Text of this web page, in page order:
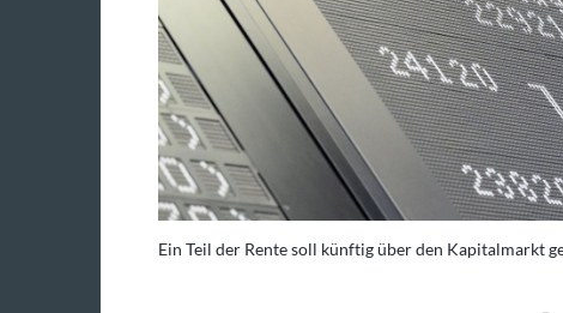
Ein Teil der Rente soll künftig über den Kapitalmarkt